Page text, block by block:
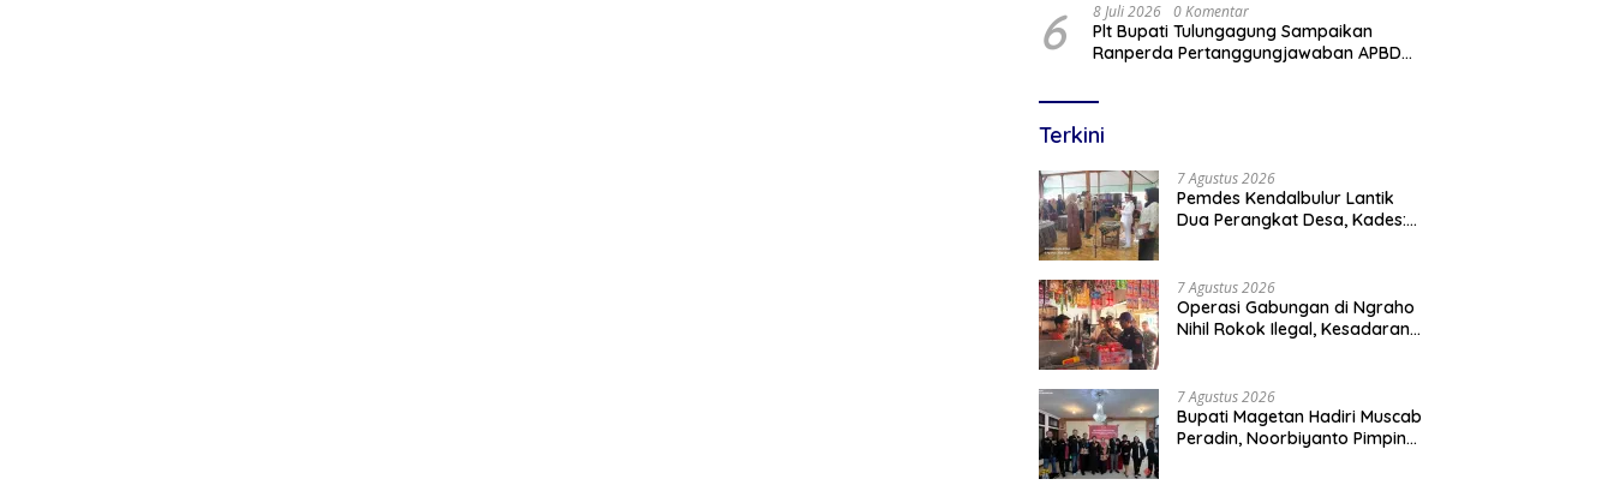
6 8 Juli 2026 0 Komentar
Plt Bupati Tulungagung Sampaikan
Ranperda Pertanggungjawaban APBD
Terkini
7 Agustus 2026
Pemdes Kendalbulur Lantik
Dua Perangkat Desa, Kades:
7 Agustus 2026
Operasi Gabungan di Ngraho
Nihil Rokok Ilegal, Kesadaran
7 Agustus 2026
Bupati Magetan Hadiri Muscab
Peradin, Noorbiyanto Pimpin